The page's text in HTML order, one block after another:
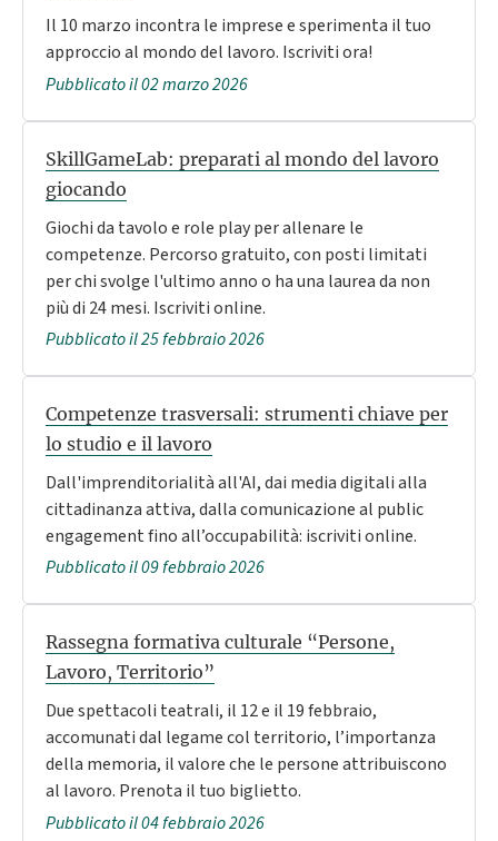
Il 10 marzo incontra le imprese e sperimenta il tuo
approccio al mondo del lavoro. Iscriviti ora!
Pubblicato il 02 marzo 2026
SkillGameLab: preparati al mondo del lavoro
giocando
Giochi da tavolo e role play per allenare le
competenze. Percorso gratuito, con posti limitati
per chi svolge l'ultimo anno o ha una laurea da non
più di 24 mesi. Iscriviti online.
Pubblicato il 25 febbraio 2026
Competenze trasversali: strumenti chiave per
lo studio e il lavoro
Dall'imprenditorialità all'AI, dai media digitali alla
cittadinanza attiva, dalla comunicazione al public
engagement fino all’occupabilità: iscriviti online.
Pubblicato il 09 febbraio 2026
Rassegna formativa culturale “Persone,
Lavoro, Territorio”
Due spettacoli teatrali, il 12 e il 19 febbraio,
accomunati dal legame col territorio, l’importanza
della memoria, il valore che le persone attribuiscono
al lavoro. Prenota il tuo biglietto.
Pubblicato il 04 febbraio 2026